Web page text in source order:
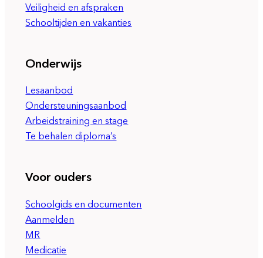
Veiligheid en afspraken
Schooltijden en vakanties
Onderwijs
Lesaanbod
Ondersteuningsaanbod
Arbeidstraining en stage
Te behalen diploma’s
Voor ouders
Schoolgids en documenten
Aanmelden
MR
Medicatie